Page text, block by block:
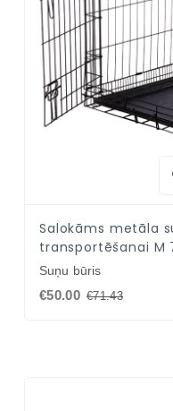
Salokāms metāla
transportēšanai M
Suņu būris
€50.00 €71.43